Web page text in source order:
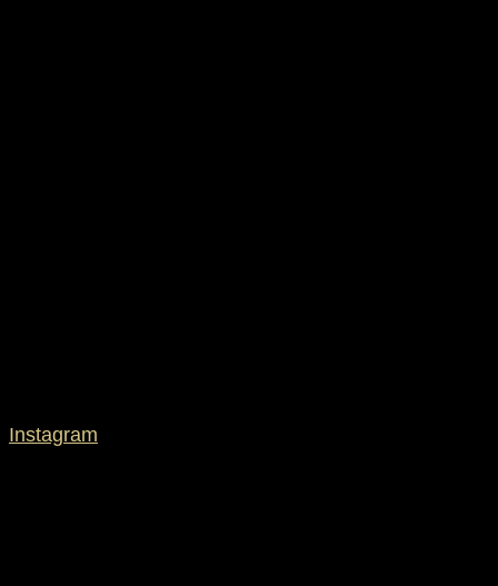
Instagram